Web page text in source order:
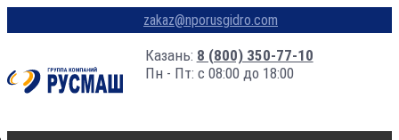
zakaz@nporusgidro.com
Казань: 8 (800) 350-77-10
Пн - Пт: с 08:00 до 18:00